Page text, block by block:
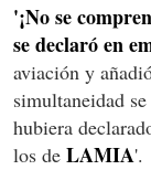
'¡No se
se declaró en
aviación y
simultaneidad
hubiera
los de LAMIA'.